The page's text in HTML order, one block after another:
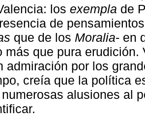
los exempla de
de
que de los Moralia- en
más que pura
admiración por los
creía que la política
alusiones al